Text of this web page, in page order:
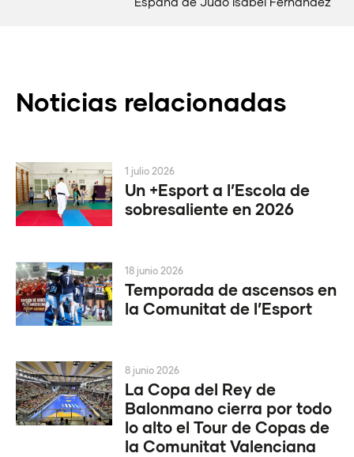
Noticias relacionadas
Un +Esport a l’Escola de
sobresaliente en 2026
1 julio 2026
Temporada de ascensos en
la Comunitat de l’Esport
18 junio 2026
La Copa del Rey de
Balonmano cierra por todo
lo alto el Tour de Copas de
la Comunitat Valenciana
8 junio 2026